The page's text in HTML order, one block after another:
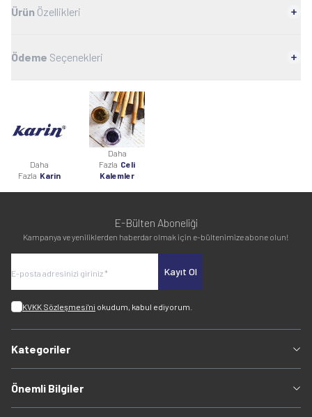
Ürün Özellikleri
Ödeme Seçenekleri
Daha
Fazla Karin
Daha
Fazla Celi
Kalemler
E-Bülten Aboneliği
Kampanya ve yeniliklerden haberdar olmak için e-bültenimize abone olun!
Kayıt Ol
KVKK Sözleşmesi'ni okudum, kabul ediyorum.
Kategoriler
Önemli Bilgiler